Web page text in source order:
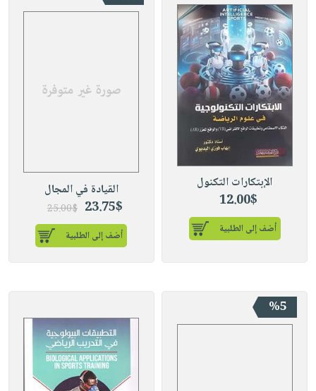
الإبتكارات التكنول
12.00$
أضف إلى الطلبية
القيادة في المجال
23.75$
25.00$
أضف إلى الطلبية
%5